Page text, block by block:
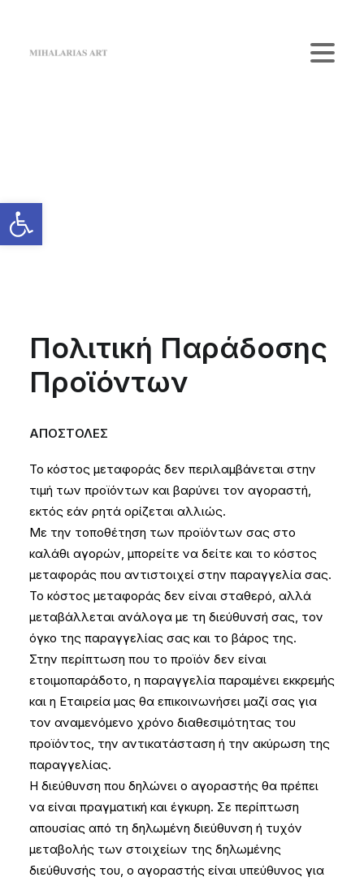
Πολιτική Παράδοσης
Προϊόντων
ΑΠΟΣΤΟΛΕΣ
Το κόστος μεταφοράς δεν περιλαμβάνεται στην
τιμή των προϊόντων και βαρύνει τον αγοραστή,
εκτός εάν ρητά ορίζεται αλλιώς.
Με την τοποθέτηση των προϊόντων σας στο
καλάθι αγορών, μπορείτε να δείτε και το κόστος
μεταφοράς που αντιστοιχεί στην παραγγελία σας.
Το κόστος μεταφοράς δεν είναι σταθερό, αλλά
μεταβάλλεται ανάλογα με τη διεύθυνσή σας, τον
όγκο της παραγγελίας σας και το βάρος της.
Στην περίπτωση που το προϊόν δεν είναι
ετοιμοπαράδοτο, η παραγγελία παραμένει εκκρεμής
και η Εταιρεία μας θα επικοινωνήσει μαζί σας για
τον αναμενόμενο χρόνο διαθεσιμότητας του
προϊόντος, την αντικατάσταση ή την ακύρωση της
παραγγελίας.
H διεύθυνση που δηλώνει ο αγοραστής θα πρέπει
να είναι πραγματική και έγκυρη. Σε περίπτωση
απουσίας από τη δηλωμένη διεύθυνση ή τυχόν
μεταβολής των στοιχείων της δηλωμένης
διεύθυνσής του, ο αγοραστής είναι υπεύθυνος για